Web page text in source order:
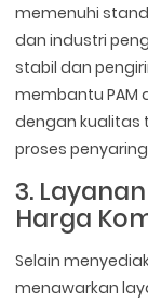
memenuhi
dan industri
stabil dan
membantu PAM
dengan kualitas
proses
3.
Harga
Selain
menawarkan